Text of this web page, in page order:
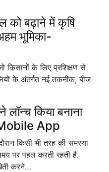
को बढ़ाने में कृषि
भूमिका-
किसानों के लिए प्रशिक्षण से
के अंतर्गत नई तकनीक, बीज
किया बनाना
App
किसी भी तरह की समस्या
पर पहल करती रहती है.
करने…